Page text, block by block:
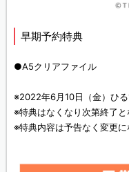
早期予約特典
●A5クリアファイル
※2022年6月10日（金）ひる
※特典はなくなり次第終了と
※特典内容は予告なく変更に